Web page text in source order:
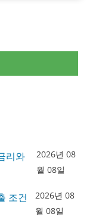
리와
2026년 08
월 08일
조건
2026년 08
월 08일